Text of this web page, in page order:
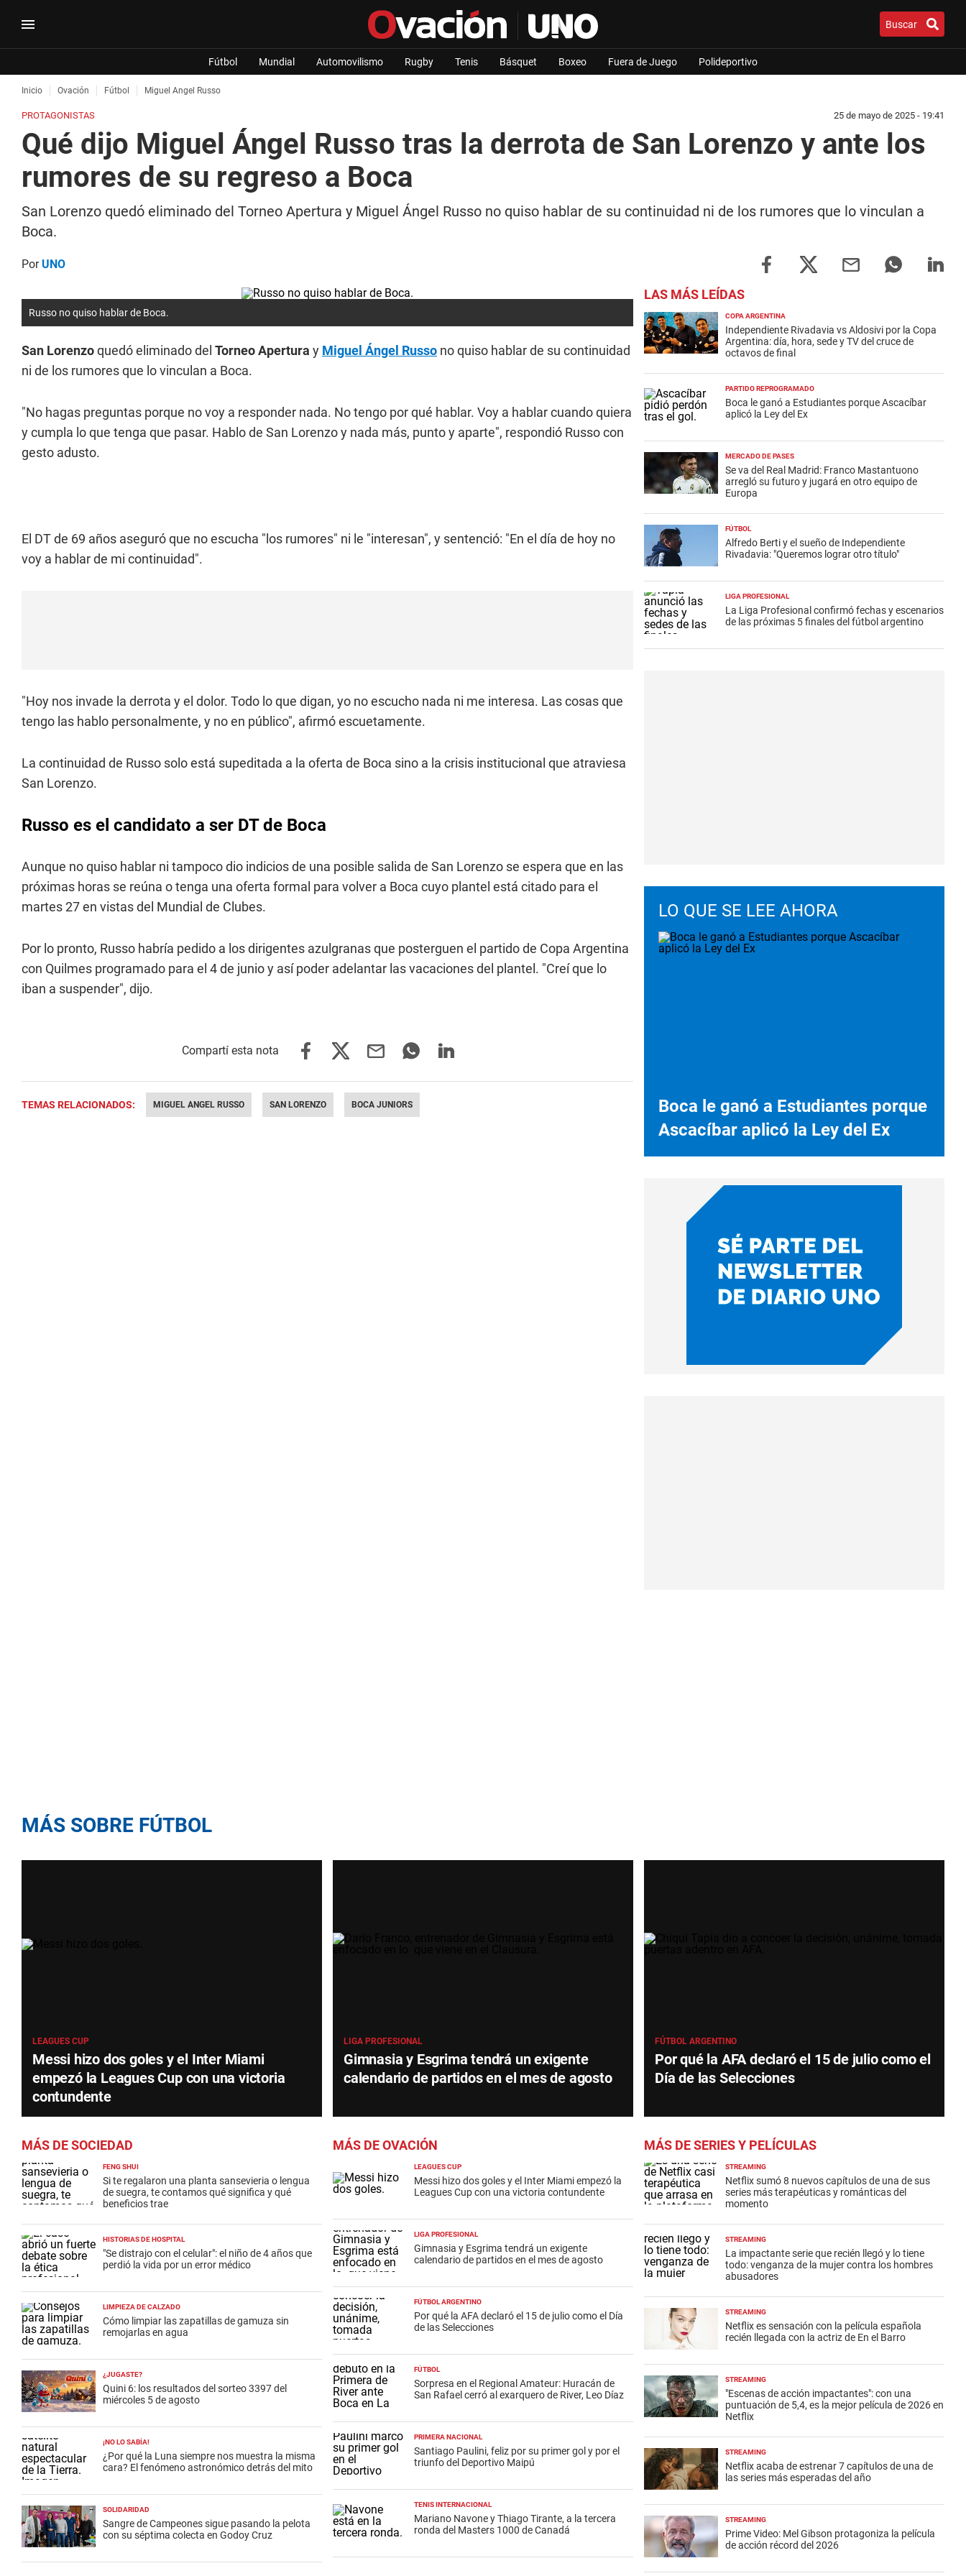
Buscar
Fútbol Mundial Automovilismo Rugby Tenis Básquet Boxeo Fuera de Juego Polideportivo
Inicio Ovación Fútbol Miguel Angel Russo
PROTAGONISTAS 25 de mayo de 2025 - 19:41
Qué dijo Miguel Ángel Russo tras la derrota de San Lorenzo y ante los
rumores de su regreso a Boca
San Lorenzo quedó eliminado del Torneo Apertura y Miguel Ángel Russo no quiso hablar de su continuidad ni de los rumores que lo vinculan a
Boca.
PorUNO
Russo no quiso hablar de Boca.
San Lorenzoquedó eliminado del Torneo Apertura y Miguel Ángel Russo no quiso hablar de su continuidad
ni de los rumores que lo vinculan a Boca.
"No hagas preguntas porque no voy a responder nada. No tengo por qué hablar. Voy a hablar cuando quiera
y cumpla lo que tenga que pasar. Hablo de San Lorenzo y nada más, punto y aparte", respondió Russo con
gesto adusto.
El DT de 69 años aseguró que no escucha "los rumores" ni le "interesan", y sentenció: "En el día de hoy no
voy a hablar de mi continuidad".
"Hoy nos invade la derrota y el dolor. Todo lo que digan, yo no escucho nada ni me interesa. Las cosas que
tengo las hablo personalmente, y no en público", afirmó escuetamente.
La continuidad de Russo solo está supeditada a la oferta de Boca sino a la crisis institucional que atraviesa
San Lorenzo.
Russo es el candidato a ser DT de Boca
Aunque no quiso hablar ni tampoco dio indicios de una posible salida de San Lorenzo se espera que en las
próximas horas se reúna o tenga una oferta formal para volver a Boca cuyo plantel está citado para el
martes 27 en vistas del Mundial de Clubes.
Por lo pronto, Russo habría pedido a los dirigentes azulgranas que posterguen el partido de Copa Argentina
con Quilmes programado para el 4 de junio y así poder adelantar las vacaciones del plantel. "Creí que lo
iban a suspender", dijo.
TEMAS RELACIONADOS: MIGUEL ANGEL RUSSO SAN LORENZO BOCA JUNIORS
LAS MÁS LEÍDAS
COPA ARGENTINA
Independiente Rivadavia vs Aldosivi por la Copa
Argentina: día, hora, sede y TV del cruce de
octavos de final
PARTIDO REPROGRAMADO
Boca le ganó a Estudiantes porque Ascacíbar
aplicó la Ley del Ex
MERCADO DE PASES
Se va del Real Madrid: Franco Mastantuono
arregló su futuro y jugará en otro equipo de
Europa
FÚTBOL
Alfredo Berti y el sueño de Independiente
Rivadavia: "Queremos lograr otro título"
LIGA PROFESIONAL
La Liga Profesional confirmó fechas y escenarios
de las próximas 5 finales del fútbol argentino
LO QUE SE LEE AHORA
Boca le ganó a Estudiantes porque
Ascacíbar aplicó la Ley del Ex
MÁS SOBRE FÚTBOL
LEAGUES CUP
Messi hizo dos goles y el Inter Miami
empezó la Leagues Cup con una victoria
contundente
LIGA PROFESIONAL
Gimnasia y Esgrima tendrá un exigente
calendario de partidos en el mes de agosto
FÚTBOL ARGENTINO
Por qué la AFA declaró el 15 de julio como el
Día de las Selecciones
MÁS DE SOCIEDAD
FENG SHUI
Si te regalaron una planta sansevieria o lengua
de suegra, te contamos qué significa y qué
beneficios trae
HISTORIAS DE HOSPITAL
"Se distrajo con el celular": el niño de 4 años que
perdió la vida por un error médico
LIMPIEZA DE CALZADO
Cómo limpiar las zapatillas de gamuza sin
remojarlas en agua
¿JUGASTE?
Quini 6: los resultados del sorteo 3397 del
miércoles 5 de agosto
¡NO LO SABÍA!
¿Por qué la Luna siempre nos muestra la misma
cara? El fenómeno astronómico detrás del mito
SOLIDARIDAD
Sangre de Campeones sigue pasando la pelota
con su séptima colecta en Godoy Cruz
MÁS DE OVACIÓN
LEAGUES CUP
Messi hizo dos goles y el Inter Miami empezó la
Leagues Cup con una victoria contundente
LIGA PROFESIONAL
Gimnasia y Esgrima tendrá un exigente
calendario de partidos en el mes de agosto
FÚTBOL ARGENTINO
Por qué la AFA declaró el 15 de julio como el Día
de las Selecciones
FÚTBOL
Sorpresa en el Regional Amateur: Huracán de
San Rafael cerró al exarquero de River, Leo Díaz
PRIMERA NACIONAL
Santiago Paulini, feliz por su primer gol y por el
triunfo del Deportivo Maipú
TENIS INTERNACIONAL
Mariano Navone y Thiago Tirante, a la tercera
ronda del Masters 1000 de Canadá
MÁS DE SERIES Y PELÍCULAS
STREAMING
Netflix sumó 8 nuevos capítulos de una de sus
series más terapéuticas y románticas del
momento
STREAMING
La impactante serie que recién llegó y lo tiene
todo: venganza de la mujer contra los hombres
abusadores
STREAMING
Netflix es sensación con la película española
recién llegada con la actriz de En el Barro
STREAMING
"Escenas de acción impactantes": con una
puntuación de 5,4, es la mejor película de 2026 en
Netflix
STREAMING
Netflix acaba de estrenar 7 capítulos de una de
las series más esperadas del año
STREAMING
Prime Video: Mel Gibson protagoniza la película
de acción récord del 2026